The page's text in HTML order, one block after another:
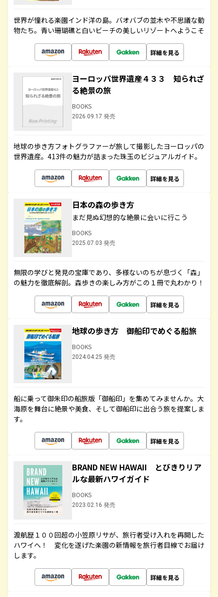
世界が憧れる楽園インド洋の島。バオバブの並木や不思議な動
物たち。青い珊瑚礁と白いビーチの美しいリゾートへようこそ
詳細を見る
ヨーロッパ世界遺産４３３ 知られざ
る絶景の旅
BOOKS
2026.09.17 発売
地球の歩き方フォトグラファーが旅して撮影したヨーロッパの
世界遺産。413件の魅力が詰まった珠玉のビジュアルガイド。
詳細を見る
日本の森の歩き方
まだ見ぬ幻想的な絶景に会いに行こう
BOOKS
2025.07.03 発売
無限の学びと発見の宝庫であり、多様ないのちが息づく「森」
の魅力を徹底解剖。森歩きの楽しみ方がこの１冊で丸わかり！
詳細を見る
地球の歩き方 御船印でめぐる船旅
BOOKS
2024.04.25 発売
船に乗って御朱印の船旅版「御船印」を集めてみませんか。大
海原を舞台に絶景や美食、そして御船印に出合う旅を提案しま
す。
詳細を見る
BRAND NEW HAWAII とびきりリア
ルな最新ハワイガイド
BOOKS
2023.02.16 発売
渡航歴１００回超の小笠原リサが、旅行者受け入れを再開した
ハワイへ！ 変化を遂げた楽園の新情報を旅行者目線でお届け
します。
詳細を見る